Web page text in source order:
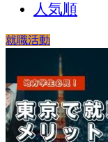
人気順
就職活動